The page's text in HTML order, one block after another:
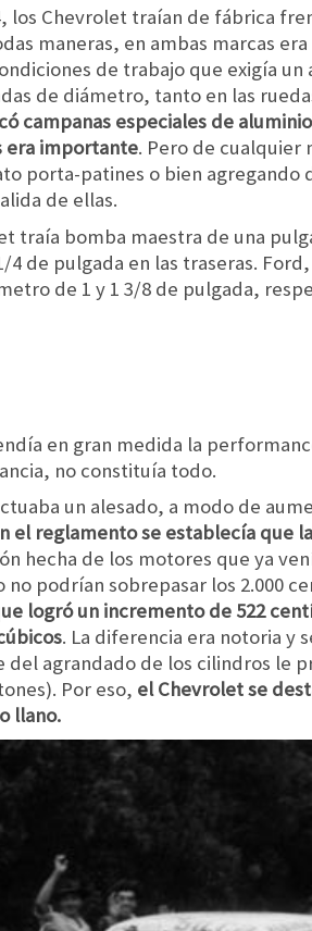
los Chevrolet traían de fábrica
maneras, en ambas marcas
de trabajo que exigía
de diámetro, tanto en las
campanas especiales de
era importante. Pero de cualquier
porta-patines o bien agregando
de ellas.
traía bomba maestra de una
4 de pulgada en las traseras.
de 1 y 1 3/8 de pulgada,
en gran medida la
no constituía todo.
un alesado, a modo de
el reglamento se establecía que
hecha de los motores que ya
no podrían sobrepasar los 2.000
logró un incremento de 522
. La diferencia era notoria y
agrandado de los cilindros le
Por eso, el Chevrolet se
llano.